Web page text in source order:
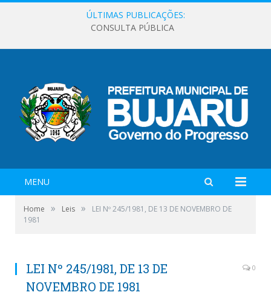
ÚLTIMAS PUBLICAÇÕES:
CONSULTA PÚBLICA
MENU
Home » Leis »
LEI Nº 245/1981, DE 13 DE NOVEMBRO DE
1981
LEI Nº 245/1981, DE 13 DE
NOVEMBRO DE 1981
0